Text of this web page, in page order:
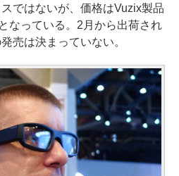
ではないが、価格はVuzix製品
なっている。2月から出荷され
売は決まっていない。